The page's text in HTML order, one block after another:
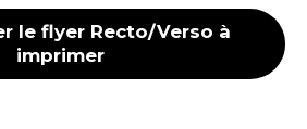
le flyer Recto/Verso à
imprimer